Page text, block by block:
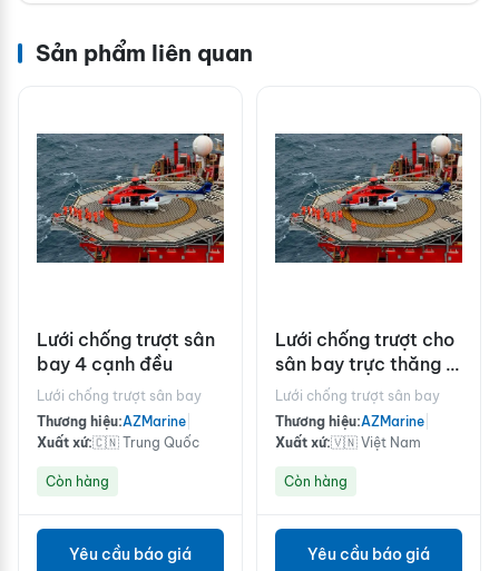
Sản phẩm liên quan
Lưới chống trượt sân
bay 4 cạnh đều
Lưới chống trượt sân bay
Thương hiệu:AZMarine
Xuất xứ:🇨🇳 Trung Quốc
Còn hàng
Yêu cầu báo giá
Lưới chống trượt cho
sân bay trực thăng 4
cạnh đều 15x15m
Lưới chống trượt sân bay
Thương hiệu:AZMarine
Xuất xứ:🇻🇳 Việt Nam
Còn hàng
Yêu cầu báo giá